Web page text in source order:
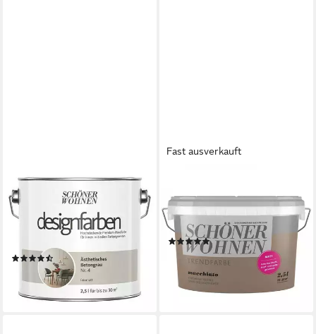
SCHÖNER WOHNEN FARBE
Wand- und Deckenfarbe
Ästhetisches Betongrau Nr. 4,
Tropf- und spritzgehemmt,
(2)
42,90 €
(17,16 €/ 1 l)
lieferbar - in 2-3 Werktagen bei dir
Fast ausverkauft
Wandfarbe SW Trend
Wandfarbe matt 2,5L
macchiato
(1)
27,95 €
(11,18 €/ 1 l)
lieferbar - in 3-4 Werktagen bei dir